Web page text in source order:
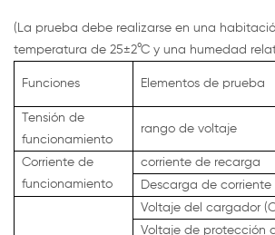
(La prueba debe realizarse en una
temperatura de 25±2°C y una humedad
Funciones Elementos de prueba
Tensión de
funcionamiento
rango de voltaje
Corriente de
funcionamiento
corriente de recarga
Descarga de corriente
Voltaje del cargador
Voltaje de protección